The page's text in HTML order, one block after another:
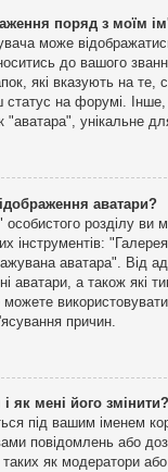
поряд з моїм
може
до вашого
які вказують на те,
на форумі. Інше,
"аватара", унікальне
аватари?
розділу ви
інструментів:
аватара". Від
аватари, а також які
причин.
як мені його змінити?
під вашим іменем
повідомлень або
як модератори або